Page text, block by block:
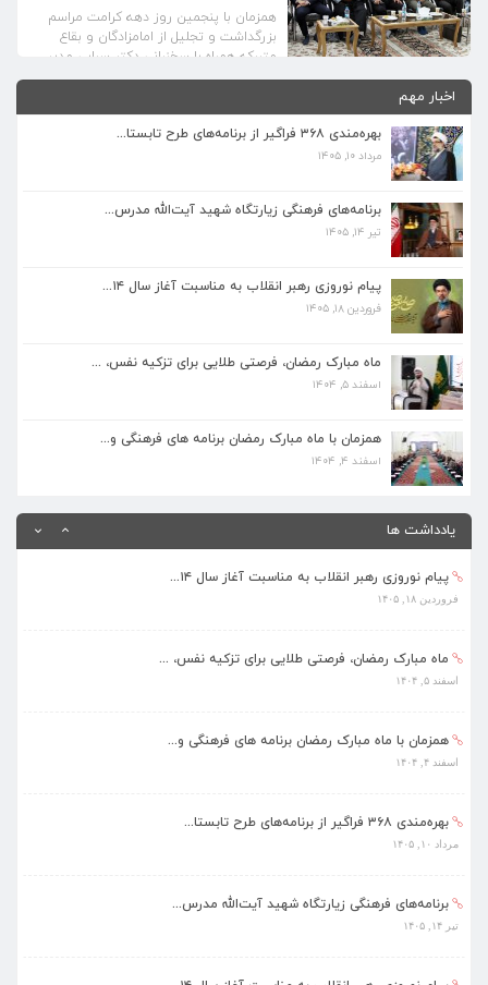
همزمان با پنجمین روز دهه کرامت مراسم
بزرگداشت و تجلیل از امامزادگان و بقاع
متبرکه همراه با سخنرانی دکتر سرابی مدیر
عامل موسسه فرهنگی و بقاع متبرکه آستان
خادم یاران رضوی و خدام افتخاری بقاع
متبرکه شهرستان کاشمر در زیارتگاه مرد دین
اخبار مهم
بهره‌مندی ۳۶۸ فراگیر از برنامه‌های طرح تابستا...
مرداد ۱۰, ۱۴۰۵
برنامه‌های فرهنگی زیارتگاه شهید آیت‌الله مدرس...
تیر ۱۴, ۱۴۰۵
پیام نوروزی رهبر انقلاب به مناسبت آغاز سال ۱۴...
فروردین ۱۸, ۱۴۰۵
ماه مبارک رمضان، فرصتی طلایی برای تزکیه نفس، ...
اسفند ۵, ۱۴۰۴
همزمان با ماه مبارک رمضان برنامه های فرهنگی و...
اسفند ۴, ۱۴۰۴
یادداشت ها
برنامه‌های فرهنگی زیارتگاه شهید آیت‌الله مدرس...
پیام نوروزی رهبر انقلاب به مناسبت آغاز سال ۱۴...
ماه مبارک رمضان، فرصتی طلایی برای تزکیه نفس، ...
همزمان با ماه مبارک رمضان برنامه های فرهنگی و...
اسفند ۴, ۱۴۰۴
بهره‌مندی ۳۶۸ فراگیر از برنامه‌های طرح تابستا...
مرداد ۱۰, ۱۴۰۵
پیام نوروزی رهبر انقلاب به مناسبت آغاز سال ۱۴...
فروردین ۱۸, ۱۴۰۵
ماه مبارک رمضان، فرصتی طلایی برای تزکیه نفس، ...
اسفند ۵, ۱۴۰۴
همزمان با ماه مبارک رمضان برنامه های فرهنگی و...
اسفند ۴, ۱۴۰۴
بهره‌مندی ۳۶۸ فراگیر از برنامه‌های طرح تابستا...
مرداد ۱۰, ۱۴۰۵
برنامه‌های فرهنگی زیارتگاه شهید آیت‌الله مدرس...
تیر ۱۴, ۱۴۰۵